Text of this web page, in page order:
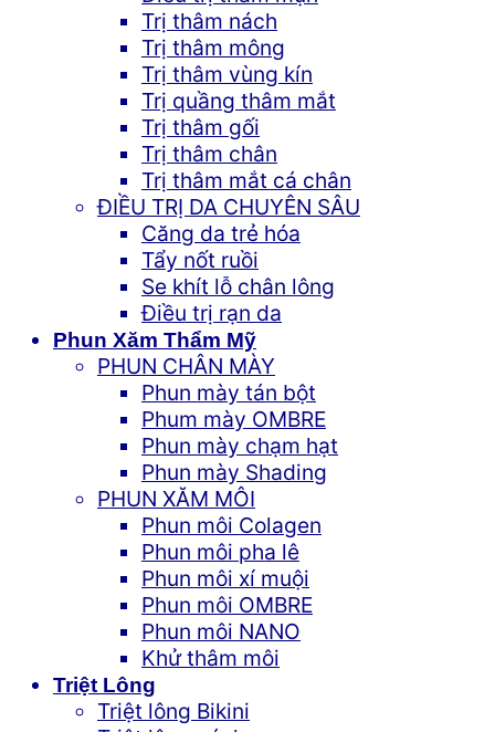
Trị thâm nách
Trị thâm mông
Trị thâm vùng kín
Trị quầng thâm mắt
Trị thâm gối
Trị thâm chân
Trị thâm mắt cá chân
ĐIỀU TRỊ DA CHUYÊN SÂU
Căng da trẻ hóa
Tẩy nốt ruồi
Se khít lỗ chân lông
Điều trị rạn da
Phun Xăm Thẩm Mỹ
PHUN CHÂN MÀY
Phun mày tán bột
Phum mày OMBRE
Phun mày chạm hạt
Phun mày Shading
PHUN XĂM MÔI
Phun môi Colagen
Phun môi pha lê
Phun môi xí muội
Phun môi OMBRE
Phun môi NANO
Khử thâm môi
Triệt Lông
Triệt lông Bikini